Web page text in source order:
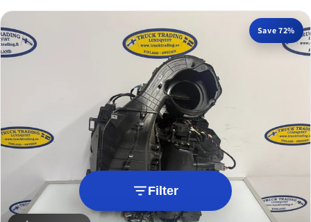
Filter
Save 72%